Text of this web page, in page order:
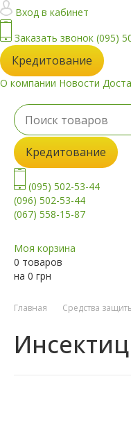
Вход в кабинет
Заказать звонок (095)
Кредитование
О компании Новости
Кредитование
(095) 502-53-44
(096) 502-53-44
(067) 558-15-87
Моя корзина
0 товаров
на 0 грн
Главная Средства